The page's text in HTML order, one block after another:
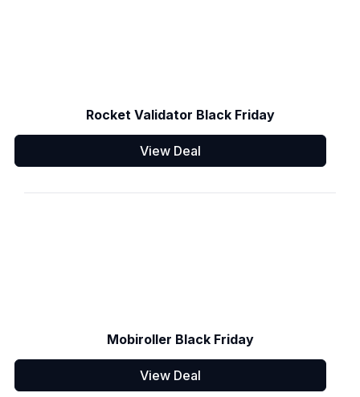
Rocket Validator Black Friday
View Deal
Mobiroller Black Friday
View Deal